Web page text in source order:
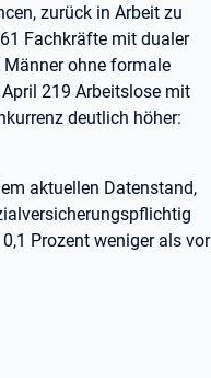
zurück in Arbeit zu
Fachkräfte mit dualer
ohne formale
219 Arbeitslose mit
deutlich höher:
aktuellen Datenstand,
Prozent weniger als vor